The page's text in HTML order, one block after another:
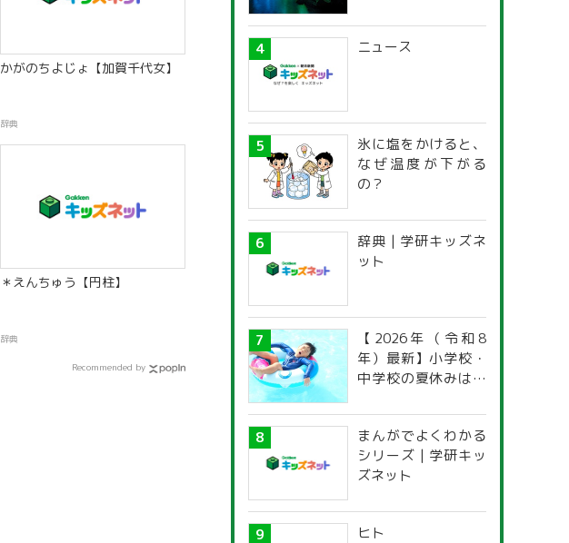
かがのちよじょ【加賀千代女】
辞典
＊えんちゅう【円柱】
辞典
Recommended by
探究ガイド
ニュース
氷に塩をかけると、
なぜ温度が下がる
の？
辞典 | 学研キッズネ
ット
【2026年（令和8
年）最新】小学校・
中学校の夏休みはい
道府県別「夏季休暇
一覧」
まんがでよくわかる
シリーズ | 学研キッ
ズネット
ヒト